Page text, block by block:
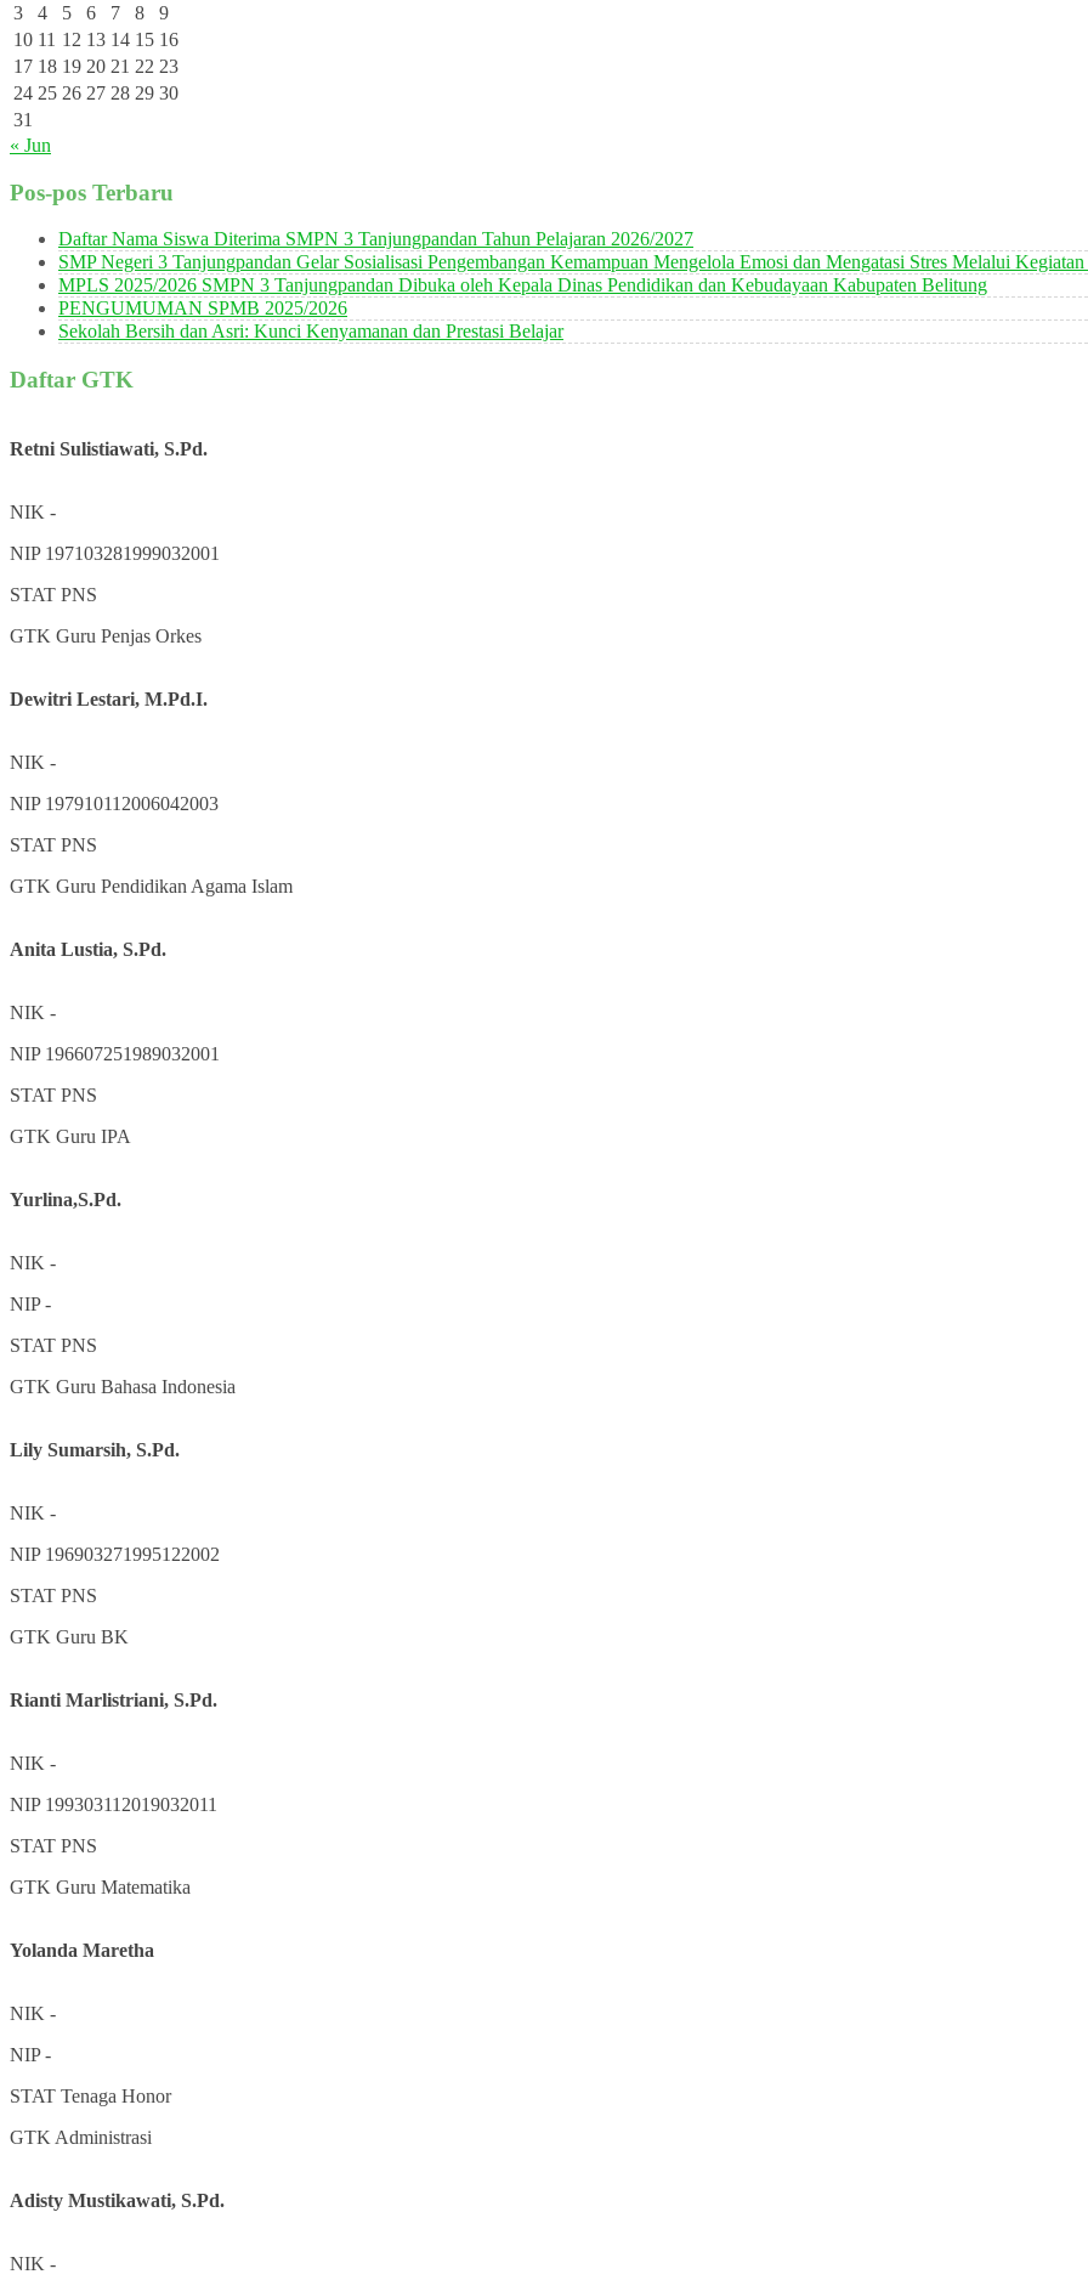
3
4 5 6 7 8
9
10 11 12 13 14 15 16
17 18 19 20 21 22 23
24 25 26 27 28 29 30
31
« Jun
Pos-pos Terbaru
Daftar Nama Siswa Diterima SMPN 3 Tanjungpandan Tahun Pelajaran 2026/2027
SMP Negeri 3 Tanjungpandan Gelar Sosialisasi Pengembangan Kemampuan Mengelola Emosi dan Mengatasi Stres Melalui
MPLS 2025/2026 SMPN 3 Tanjungpandan Dibuka oleh Kepala Dinas Pendidikan dan Kebudayaan Kabupaten Belitung
PENGUMUMAN SPMB 2025/2026
Sekolah Bersih dan Asri: Kunci Kenyamanan dan Prestasi Belajar
Daftar GTK
Retni Sulistiawati, S.Pd.
NIK -
NIP 197103281999032001
STAT PNS
GTK Guru Penjas Orkes
Dewitri Lestari, M.Pd.I.
NIK -
NIP 197910112006042003
STAT PNS
GTK Guru Pendidikan Agama Islam
Anita Lustia, S.Pd.
NIK -
NIP 196607251989032001
STAT PNS
GTK Guru IPA
Yurlina,S.Pd.
NIK -
NIP-
STAT PNS
GTK Guru Bahasa Indonesia
Lily Sumarsih, S.Pd.
NIK -
NIP 196903271995122002
STAT PNS
GTK Guru BK
Rianti Marlistriani, S.Pd.
NIK -
NIP 199303112019032011
STAT PNS
GTK Guru Matematika
Yolanda Maretha
NIK -
NIP-
STAT Tenaga Honor
GTK Administrasi
Adisty Mustikawati, S.Pd.
NIK -